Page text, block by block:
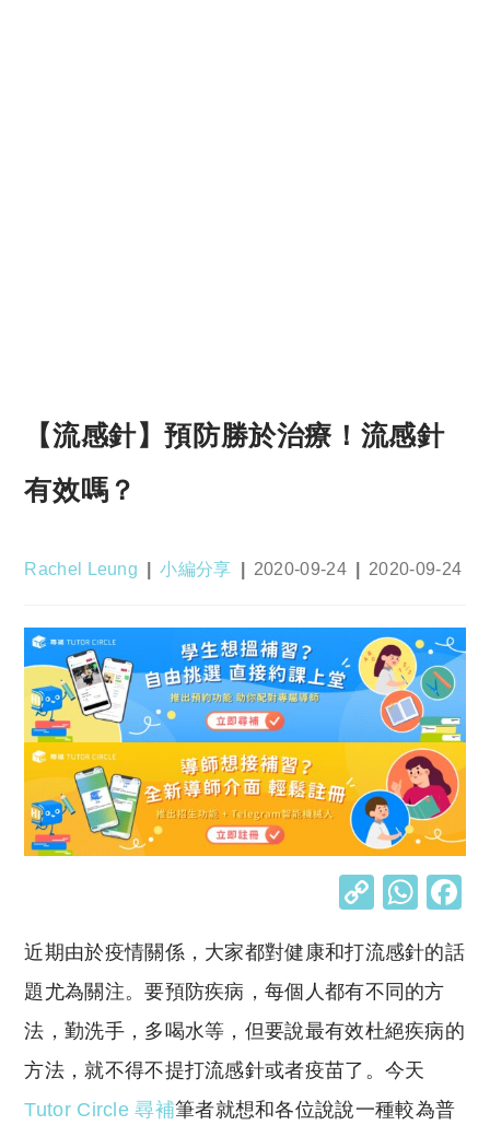
【流感針】預防勝於治療！流感針
有效嗎？
Post
Rachel Leung
Post
小編分享
Post
2020-09-24
Post
2020-09-24
C
p
y
Li
n
k
W
at
s
A
p
近期由於疫情關係，大家都對健康和打流感針的話
題尤為關注。要預防疾病，每個人都有不同的方
法，勤洗手，多喝水等，但要說最有效杜絕疾病的
方法，就不得不提打流感針或者疫苗了。今天
Tutor Circle 尋補筆者就想和各位說說一種較為普